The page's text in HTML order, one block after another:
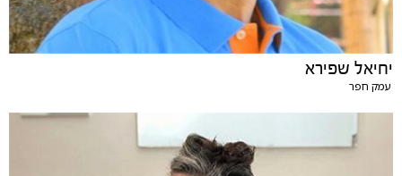
יחיאל שפירא
עמק חפר